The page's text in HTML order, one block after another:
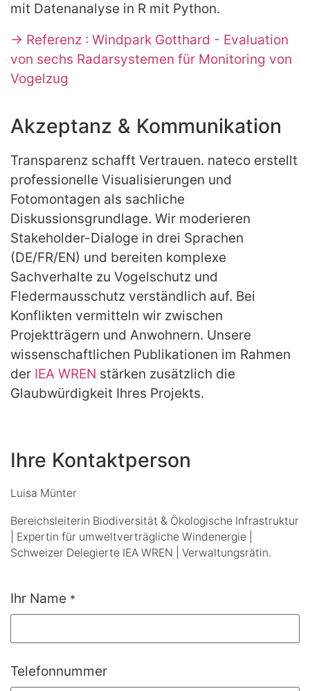
mit Datenanalyse in R mit Python.
→ Referenz : Windpark Gotthard - Evaluation
von sechs Radarsystemen für Monitoring von
Vogelzug
Akzeptanz & Kommunikation
Transparenz schafft Vertrauen. nateco erstellt
professionelle Visualisierungen und
Fotomontagen als sachliche
Diskussionsgrundlage. Wir moderieren
Stakeholder-Dialoge in drei Sprachen
(DE/FR/EN) und bereiten komplexe
Sachverhalte zu Vogelschutz und
Fledermausschutz verständlich auf. Bei
Konflikten vermitteln wir zwischen
Projektträgern und Anwohnern. Unsere
wissenschaftlichen Publikationen im Rahmen
der IEA WREN stärken zusätzlich die
Glaubwürdigkeit Ihres Projekts.
Ihre Kontaktperson
Luisa Münter
Bereichsleiterin Biodiversität & Ökologische Infrastruktur
| Expertin für umweltverträgliche Windenergie |
Schweizer Delegierte IEA WREN | Verwaltungsrätin.
Ihr Name *
Telefonnummer